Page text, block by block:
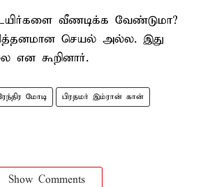
வீணடிக்க வேண்டுமா?
செயல் அல்ல. இது
என கூறினார்.
மோடி பிரதமர் இம்ரான் கான்
Show Comments